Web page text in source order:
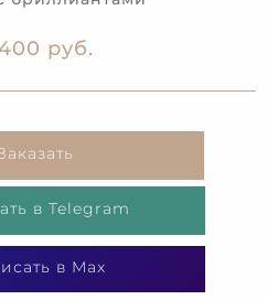
400 руб.
в Telegram
в Max